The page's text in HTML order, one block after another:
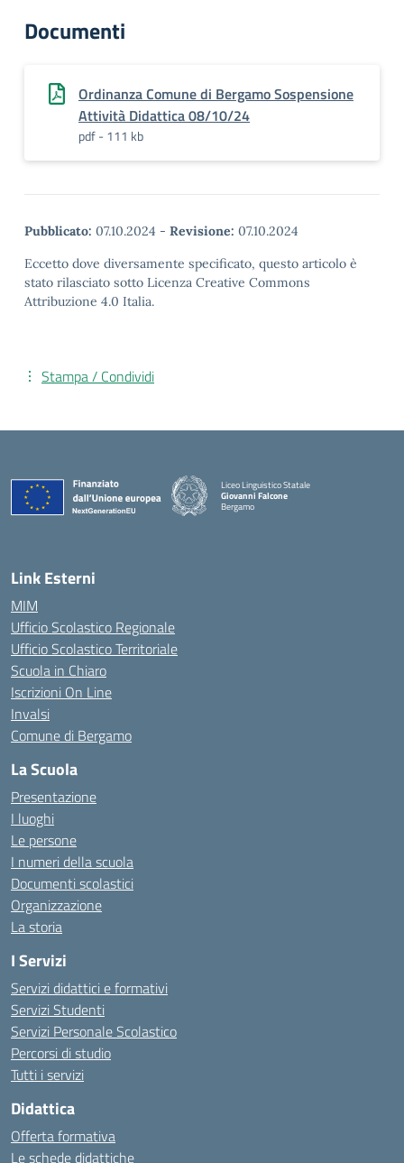
Documenti
Ordinanza Comune di Bergamo Sospensione
Attività Didattica 08/10/24
pdf - 111 kb
Pubblicato: 07.10.2024 - Revisione: 07.10.2024
Eccetto dove diversamente specificato, questo articolo è
stato rilasciato sotto Licenza Creative Commons
Attribuzione 4.0 Italia.
Stampa / Condividi
Liceo Linguistico Statale
Giovanni Falcone
Bergamo
— Visita la pagina iniziale della scuola
Link Esterni
MIM
Ufficio Scolastico Regionale
Ufficio Scolastico Territoriale
Scuola in Chiaro
Iscrizioni On Line
Invalsi
Comune di Bergamo
La Scuola
Presentazione
I luoghi
Le persone
I numeri della scuola
Documenti scolastici
Organizzazione
La storia
I Servizi
Servizi didattici e formativi
Servizi Studenti
Servizi Personale Scolastico
Percorsi di studio
Tutti i servizi
Didattica
Offerta formativa
Le schede didattiche